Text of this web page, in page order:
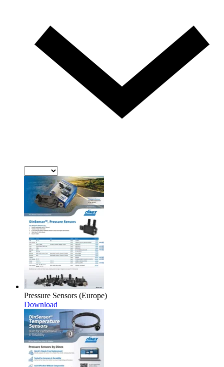
Pressure Sensors (Europe)
Download